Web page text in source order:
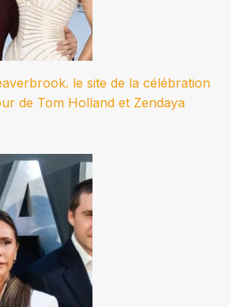
le site de la célébration
de Tom Holland et Zendaya